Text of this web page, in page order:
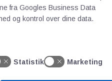
på det Danske marked
fra Googles Business Data
og kontrol over dine data.
Statistik Marketing